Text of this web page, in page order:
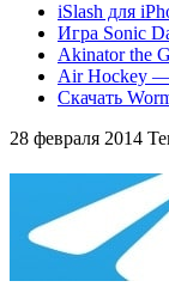
iSlash для
Игра Sonic
Akinator the
Air Hockey
Скачать
28 февраля 2014